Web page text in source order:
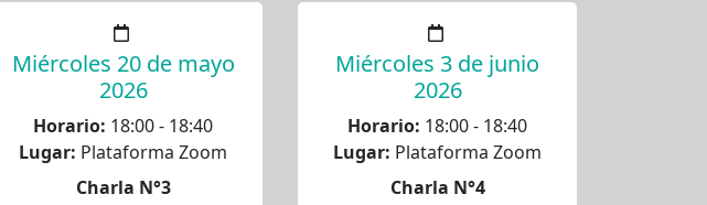
Miércoles 20 de mayo
2026
Horario: 18:00 - 18:40
Lugar: Plataforma Zoom
Charla N°3
Miércoles 3 de junio
2026
Horario: 18:00 - 18:40
Lugar: Plataforma Zoom
Charla N°4